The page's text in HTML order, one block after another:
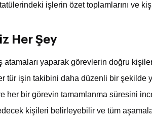
işlerin özet toplamlarını ve
Her Şey
atamaları yaparak görevlerin doğru
tür işin takibini daha düzenli bir şekilde
her bir görevin tamamlanma süresini
kişileri belirleyebilir ve tüm